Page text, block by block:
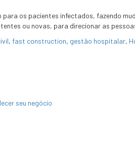
os pacientes infectados, fazendo
ou novas, para direcionar as
, fast construction, gestão hospitalar,
seu negócio